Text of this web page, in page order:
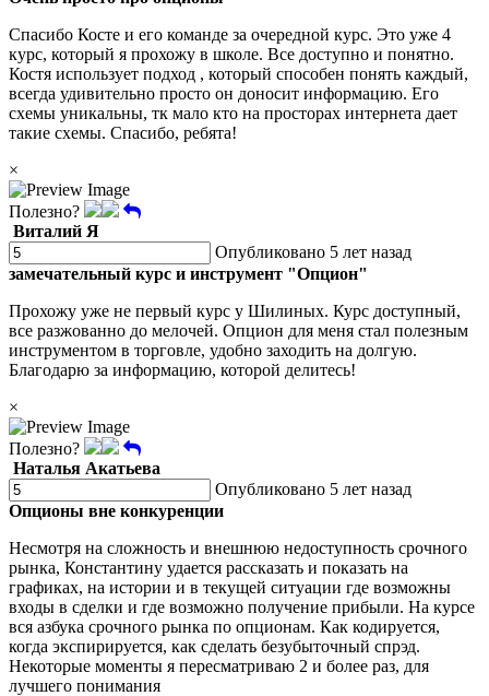
Спасибо Косте и его команде за очередной курс. Это уже 4
курс, который я прохожу в школе. Все доступно и понятно.
Костя использует подход , который способен понять каждый,
всегда удивительно просто он доносит информацию. Его
схемы уникальны, тк мало кто на просторах интернета дает
такие схемы. Спасибо, ребята!
×
Полезно?
Виталий Я
Опубликовано 5 лет назад
замечательный курс и инструмент "Опцион"
Прохожу уже не первый курс у Шилиных. Курс доступный,
все разжованно до мелочей. Опцион для меня стал полезным
инструментом в торговле, удобно заходить на долгую.
Благодарю за информацию, которой делитесь!
×
Полезно?
Наталья Акатьева
Опубликовано 5 лет назад
Опционы вне конкуренции
Несмотря на сложность и внешнюю недоступность срочного
рынка, Константину удается рассказать и показать на
графиках, на истории и в текущей ситуации где возможны
входы в сделки и где возможно получение прибыли. На курсе
вся азбука срочного рынка по опционам. Как кодируется,
когда экспирируется, как сделать безубыточный спрэд.
Некоторые моменты я пересматриваю 2 и более раз, для
лучшего понимания